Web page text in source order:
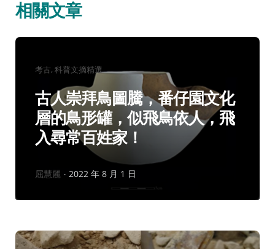
相關文章
分
類：
考古 科普文摘精選
古人崇拜鳥圖騰，番仔園文化
層的鳥形罐，似飛鳥依人，飛
入尋常百姓家！
作
屈慧麗 2022 年 8 月 1 日